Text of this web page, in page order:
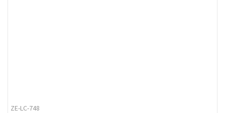
ZE-LC-748